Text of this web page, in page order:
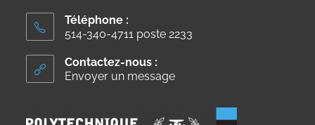
Téléphone :
514-340-4711 poste 2233
Contactez-nous :
Envoyer un message